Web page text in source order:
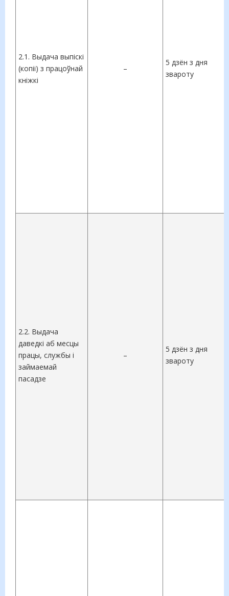
2.1. Выдача выпіскі
(копіі) з працоўнай
кніжкі
–
5 дзён з дня
звароту
2.2. Выдача
даведкі аб месцы
працы, службы і
займаемай
пасадзе
–
5 дзён з дня
звароту